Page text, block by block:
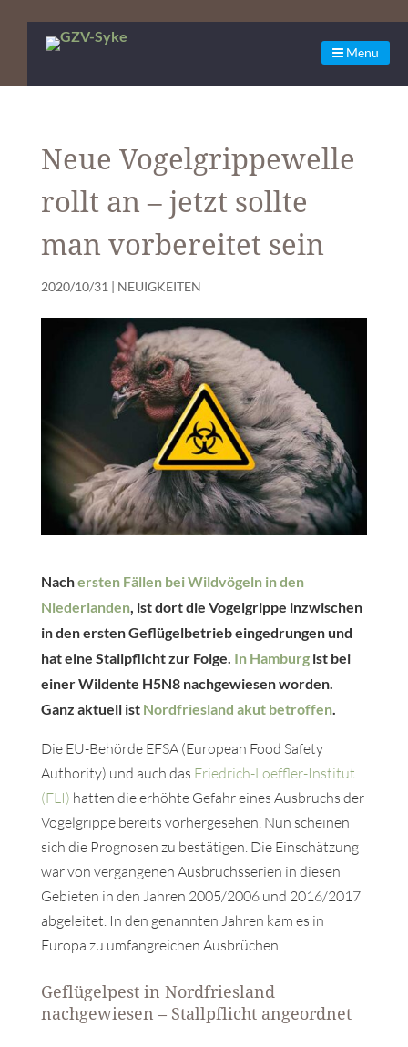
Menu
Neue Vogelgrippewelle
rollt an – jetzt sollte
man vorbereitet sein
2020/10/31 | NEUIGKEITEN
Nachersten Fällen bei Wildvögeln in den
Niederlanden, ist dort die Vogelgrippe inzwischen
in den ersten Geflügelbetrieb eingedrungen und
hat eine Stallpflicht zur Folge. In Hamburgist bei
einer Wildente H5N8 nachgewiesen worden.
Ganz aktuell ist Nordfriesland akut betroffen.
Die EU-Behörde EFSA (European Food Safety
Authority) und auch das Friedrich-Loeffler-Institut
(FLI) hatten die erhöhte Gefahr eines Ausbruchs der
Vogelgrippe bereits vorhergesehen. Nun scheinen
sich die Prognosen zu bestätigen. Die Einschätzung
war von vergangenen Ausbruchsserien in diesen
Gebieten in den Jahren 2005/2006 und 2016/2017
abgeleitet. In den genannten Jahren kam es in
Europa zu umfangreichen Ausbrüchen.
Geflügelpest in Nordfriesland
nachgewiesen – Stallpflicht angeordnet